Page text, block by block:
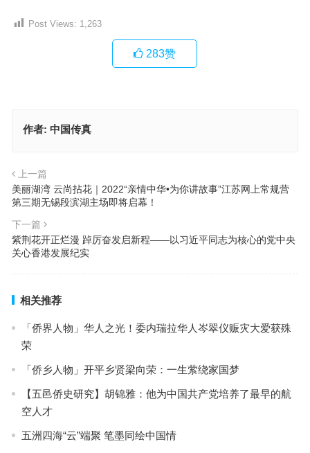
Post Views: 1,263
283赞
作者: 中国传真
上一篇
美丽湖湾 云尚拈花｜2022“亲情中华•为你讲故事”江苏网上常规营
第三期无锡段滨湖主场即将启幕！
下一篇
紫荆花开正烂漫 踔厉奋发启新程——以习近平同志为核心的党中央
关心香港发展纪实
相关推荐
「侨界人物」华人之光！委内瑞拉华人岑翠仪赈灾大爱获殊
荣
「侨乡人物」开平乡贤梁向荣：一生萦绕家国梦
【五邑侨史研究】胡锦雅：他为中国共产党培养了最早的航
空人才
五洲四海“云”端聚 笔墨同绘中国情